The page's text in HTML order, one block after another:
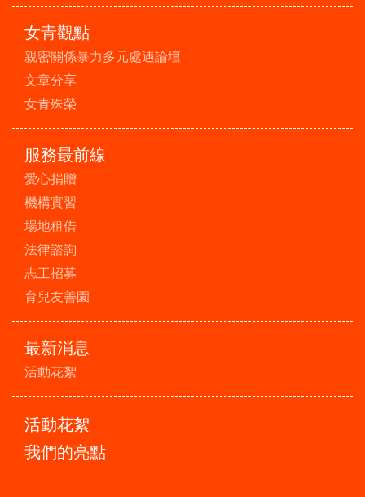
女青觀點
親密關係暴力多元處遇論壇
文章分享
女青殊榮
服務最前線
愛心捐贈
機構實習
場地租借
法律諮詢
志工招募
育兒友善園
最新消息
活動花絮
活動花絮
我們的亮點